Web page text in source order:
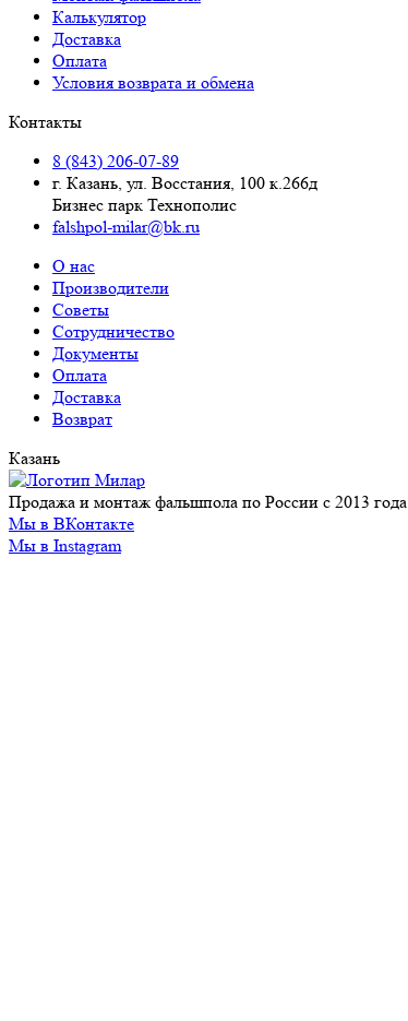
Калькулятор
Доставка
Оплата
Условия возврата и обмена
Контакты
8 (843) 206-07-89
г. Казань, ул. Восстания, 100 к.266д
Бизнес парк Технополис
falshpol-milar@bk.ru
О нас
Производители
Советы
Сотрудничество
Документы
Оплата
Доставка
Возврат
Казань
Продажа и монтаж фальшпола по России с 2013 года
Мы в ВКонтакте
Мы в Instagram